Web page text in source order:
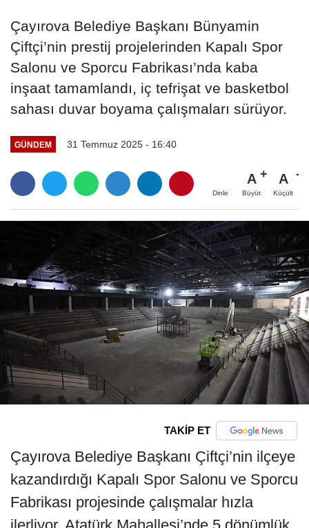
Çayırova Belediye Başkanı Bünyamin
Çiftçi’nin prestij projelerinden Kapalı Spor
Salonu ve Sporcu Fabrikası’nda kaba
inşaat tamamlandı, iç tefrişat ve basketbol
sahası duvar boyama çalışmaları sürüyor.
GÜNDEM 31 Temmuz 2025 - 16:40
Dinle
A
Büyüt
A
Küçült
TAKİP ET
Çayırova Belediye Başkanı Çiftçi’nin ilçeye
kazandırdığı Kapalı Spor Salonu ve Sporcu
Fabrikası projesinde çalışmalar hızla